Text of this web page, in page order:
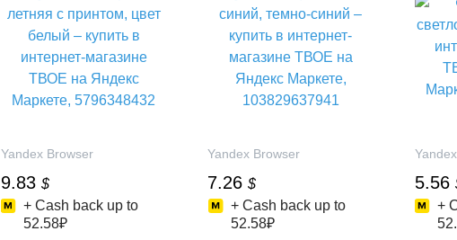
Yandex Browser
9.83 $
+ Cash back up to
52.58₽
Yandex Browser
7.26 $
+ Cash back up to
52.58₽
5.56
+